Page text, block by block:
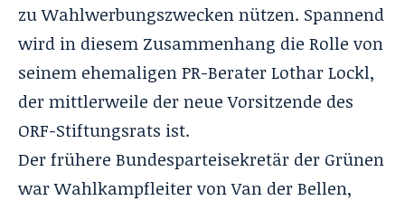
zu Wahlwerbungszwecken nützen. Spannend
wird in diesem Zusammenhang die Rolle von
seinem ehemaligen PR-Berater Lothar Lockl,
der mittlerweile der neue Vorsitzende des
ORF-Stiftungsrats ist.
Der frühere Bundesparteisekretär der Grünen
war Wahlkampfleiter von Van der Bellen,